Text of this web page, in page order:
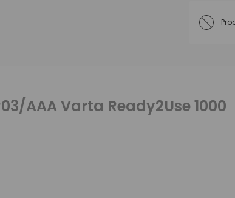
AAA Varta Ready2Use 1000